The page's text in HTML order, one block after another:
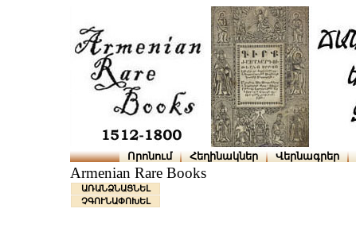
Որոնում Հեղինակներ Վերնագրեր
Armenian Rare Books
ԱՌԱՆՁՆԱՑՆԵԼ
ՉԳՈՒՆԱՓՈԽԵԼ